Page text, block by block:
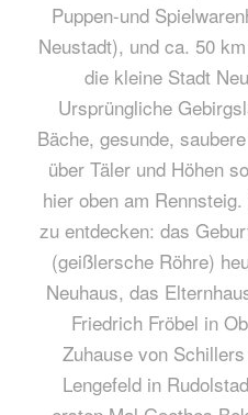
Puppen-und
Neustadt), und ca. 50
die kleine Stadt
Ursprüngliche
Bäche, gesunde,
über Täler und Höhen
hier oben am
zu entdecken: das
(geißlersche Röhre)
Neuhaus, das
Friedrich Fröbel in
Zuhause von
Lengefeld in